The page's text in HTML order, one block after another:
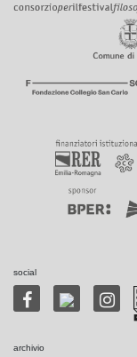
social
archivio